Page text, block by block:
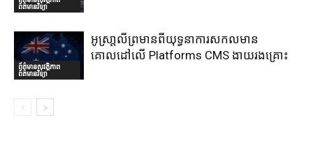
ព័ត៌មានវិទ្យា
ព័ត៌មានសុវត្ថិភាព
ព័ត៌មានវិទ្យា
អូស្រា្តលីព្រមានពីយុទ្ធនាការសកលមាន
គោលដៅលើ Platforms CMS ងាយរងគ្រោះ